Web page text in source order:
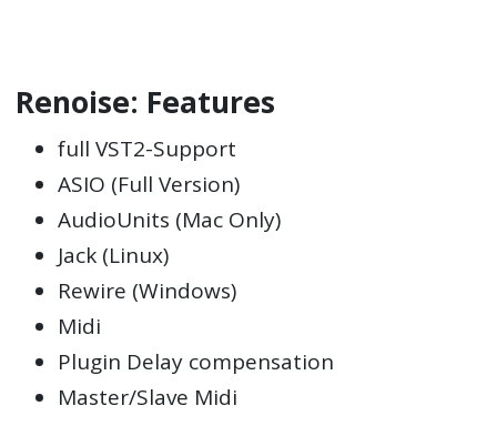
Renoise: Features
full VST2-Support
ASIO (Full Version)
AudioUnits (Mac Only)
Jack (Linux)
Rewire (Windows)
Midi
Plugin Delay compensation
Master/Slave Midi